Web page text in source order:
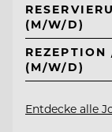
(M/W/D)
(M/W/D)
Entdecke alle